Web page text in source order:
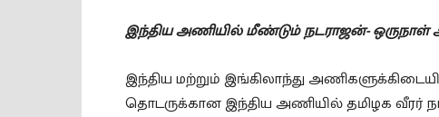
இந்திய அணியில் மீண்டும் நடராஜன்- ஒருநாள்
இந்திய மற்றும் இங்கிலாந்து
தொடருக்கான இந்திய அணியில் தமிழக வீரர்